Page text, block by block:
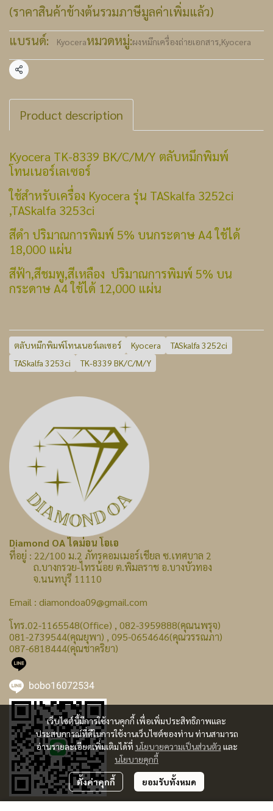
(ราคาสินค้าข้างต้นรวมภาษีมูลค่าเพิ่มแล้ว)
แบรนด์:
Kyoceraหมวดหมู่:ผงหมึกเครื่องถ่ายเอกสาร,Kyocera
แชร์
Product description
Kyocera TK-8339 BK/C/M/Y ตลับหมึกพิมพ์
โทนเนอร์เลเซอร์
ใช้สำหรับเครื่อง Kyocera รุ่น TASkalfa 3252ci
,TASkalfa 3253ci
สีดำ ปริมาณการพิมพ์ 5% บนกระดาษ A4 ใช้ได้
18,000 แผ่น
สีฟ้า,สีชมพู,สีเหลือง ปริมาณการพิมพ์ 5% บน
กระดาษ A4 ใช้ได้ 12,000 แผ่น
ตลับหมึกพิมพ์โทนเนอร์เลเซอร์ Kyocera
TASkalfa 3252ci
TASkalfa 3253ci
TK-8339 BK/C/M/Y
เว็บไซต์นี้มีการใช้งานคุกกี้ เพื่อเพิ่มประสิทธิภาพและ
ประสบการณ์ที่ดีในการใช้งานเว็บไซต์ของท่าน ท่านสามารถ
อ่านรายละเอียดเพิ่มเติมได้ที่ นโยบายความเป็นส่วนตัว และ
นโยบายคุกกี้
ตั้งค่าคุกกี้ ยอมรับทั้งหมด
Diamond OA ไดม่อน โอเอ
ที่อยู่ : 22/100 ม.2 ภัทรคอมเมอร์เชียล ซ.เทศบาล 2
ถ.บางกรวย-ไทรน้อย ต.พิมลราช อ.บางบัวทอง
จ.นนทบุรี 11110
Email : diamondoa09@gmail.com
โทร.02-1165548(Office) , 082-3959888(คุณนพรุจ)
081-2739544(คุณยุพา) , 095-0654646(คุณวรรณภา)
087-6818444(คุณชาคริยา)
bobo16072534